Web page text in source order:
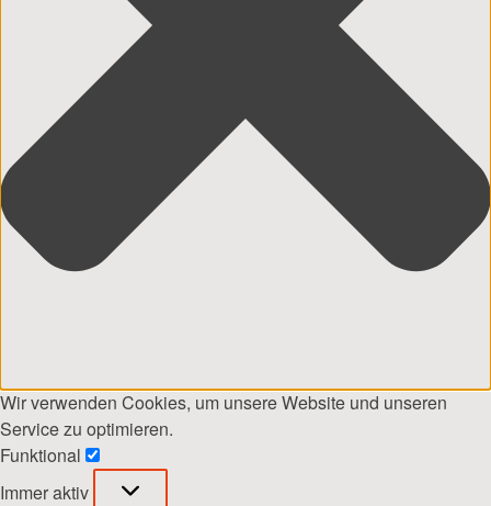
Wir verwenden Cookies, um unsere Website und unseren
Service zu optimieren.
Funktional
Funktional
Immer aktiv